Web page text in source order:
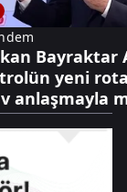
Bayraktar
yeni
anlaşmayla
hamle